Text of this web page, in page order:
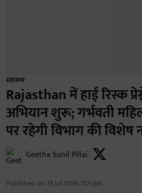
स्वास्थ्य
Rajasthan में हाई रिस्क
अभियान शुरू; गर्भवती
पर रहेगी विभाग की विशेष
Geetha Sunil Pillai
Published on: 15 Jul 2026, 7:01 pm